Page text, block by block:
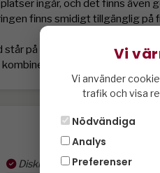
ingår, och det finns
finns smidigt tillgänglig på
står på laddboxen. ca 5kr/kWh
komfort, läge och
Diskmaskin
Vi
Vi använder
trafik och visa
Nödvändiga
Analys
Preferenser